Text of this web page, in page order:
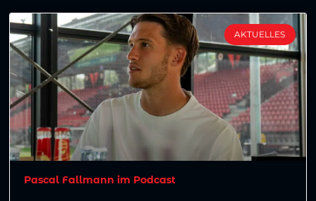
AKTUELLES
Pascal Fallmann im Podcast